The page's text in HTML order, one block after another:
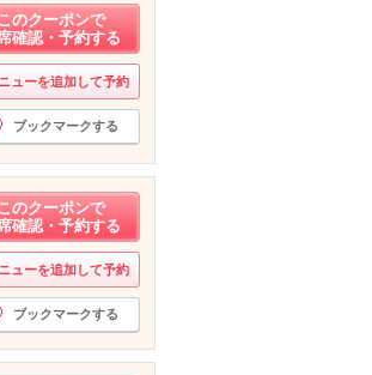
分（7）
分（9）
分（8）
分（13）
分 （7）
月分（1）
月分（2）
月分（6）
分
分（5）
分（3）
分（1）
のクーポンで
確認・予約する
ューを追加して予約
ブックマークする
のクーポンで
確認・予約する
ューを追加して予約
ブックマークする